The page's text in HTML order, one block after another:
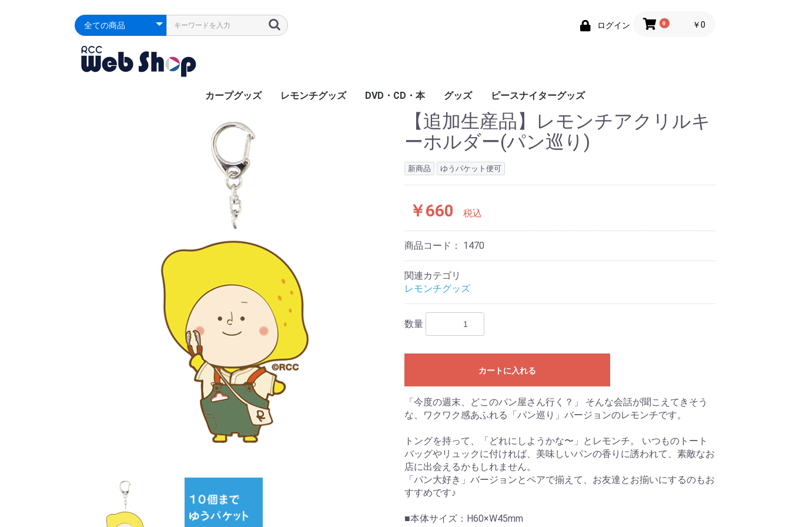
ログイン 0 ￥0
カープグッズ レモンチグッズ DVD・CD・本 グッズ ピースナイターグッズ
【追加生産品】レモンチアクリルキ
ーホルダー(パン巡り)
新商品 ゆうパケット便可
￥660 税込
商品コード： 1470
関連カテゴリ
レモンチグッズ
数量
カートに入れる
「今度の週末、どこのパン屋さん行く？」 そんな会話が聞こえてきそう
な、ワクワク感あふれる「パン巡り」バージョンのレモンチです。
トングを持って、「どれにしようかな〜」とレモンチ。 いつものトート
バッグやリュックに付ければ、美味しいパンの香りに誘われて、素敵なお
店に出会えるかもしれません。
「パン大好き」バージョンとペアで揃えて、お友達とお揃いにするのもお
すすめです♪
■本体サイズ：H60×W45mm